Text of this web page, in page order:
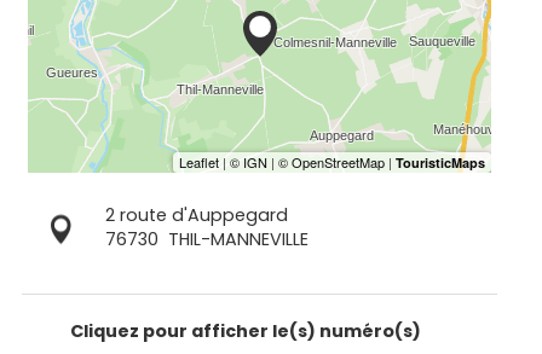
2 route d'Auppegard
76730 THIL-MANNEVILLE
Cliquez pour afficher le(s) numéro(s)